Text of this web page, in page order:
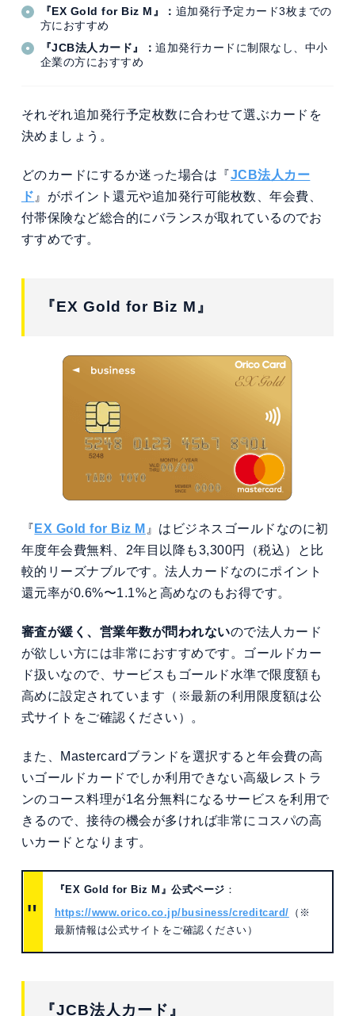
『EX Gold for Biz M』： 追加発行予定カード3枚までの
方におすすめ
『JCB法人カード』：追加発行カードに制限なし、中小
企業の方におすすめ
それぞれ追加発行予定枚数に合わせて選ぶカードを
決めましょう。
どのカードにするか迷った場合は『JCB法人カー
ド 』がポイント還元や追加発行可能枚数、年会費、
付帯保険など総合的にバランスが取れているのでお
すすめです。
『EX Gold for Biz M』
『 EX Gold for Biz M 』はビジネスゴールドなのに初
年度年会費無料、2年目以降も3,300円（税込）と比
較的リーズナブルです。法人カードなのにポイント
還元率が0.6%〜1.1%と高めなのもお得です。
審査が緩く、営業年数が問われないので法人カード
が欲しい方には非常におすすめです。ゴールドカー
ド扱いなので、サービスもゴールド水準で限度額も
高めに設定されています（※最新の利用限度額は公
式サイトをご確認ください）。
また、Mastercardブランドを選択すると年会費の高
いゴールドカードでしか利用できない高級レストラ
ンのコース料理が1名分無料になるサービスを利用で
きるので、接待の機会が多ければ非常にコスパの高
いカードとなります。
『EX Gold for Biz M』公式ページ ：
https://www.orico.co.jp/business/creditcard/ （※
最新情報は公式サイトをご確認ください）
『JCB法人カード』